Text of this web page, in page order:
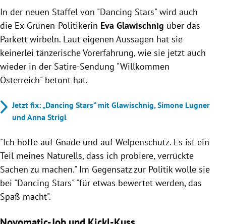
Untermenü
In der neuen Staffel von "Dancing Stars" wird auch
die Ex-Grünen-Politikerin Eva Glawischnig über das
Parkett wirbeln. Laut eigenen Aussagen hat sie
keinerlei tänzerische Vorerfahrung, wie sie jetzt auch
wieder in der Satire-Sendung "Willkommen
Österreich" betont hat.
Jetzt fix: „Dancing Stars“ mit Glawischnig, Simone Lugner
und Anna Strigl
"Ich hoffe auf Gnade und auf Welpenschutz. Es ist ein
Teil meines Naturells, dass ich probiere, verrückte
Sachen zu machen." Im Gegensatz zur Politik wolle sie
bei "Dancing Stars" "für etwas bewertet werden, das
Spaß macht".